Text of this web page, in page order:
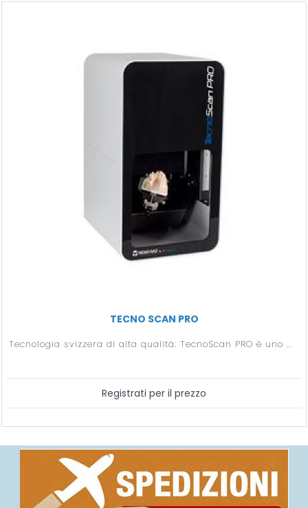
TECNO SCAN PRO
Tecnologia svizzera di alta qualità: TecnoScan PRO è uno ...
Registrati per il prezzo